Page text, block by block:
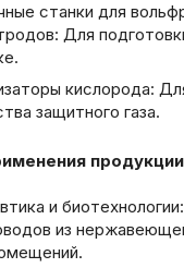
станки для
Для
кислорода:
защитного газа.
продукции
и
из